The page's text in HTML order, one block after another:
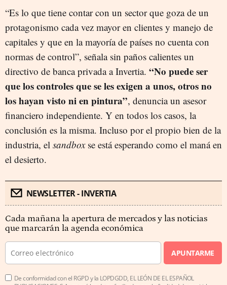
“Es lo que tiene contar con un sector que goza de un
protagonismo cada vez mayor en clientes y manejo de
capitales y que en la mayoría de países no cuenta con
normas de control”, señala sin paños calientes un
directivo de banca privada a Invertia. “No puede ser
que los controles que se les exigen a unos, otros no
los hayan visto ni en pintura”, denuncia un asesor
financiero independiente. Y en todos los casos, la
conclusión es la misma. Incluso por el propio bien de la
industria, el sandboxse está esperando como el maná en
el desierto.
NEWSLETTER - INVERTIA
Cada mañana la apertura de mercados y las noticias
que marcarán la agenda económica
APUNTARME
De conformidad con el RGPD y la LOPDGDD, EL LEÓN DE EL ESPAÑOL